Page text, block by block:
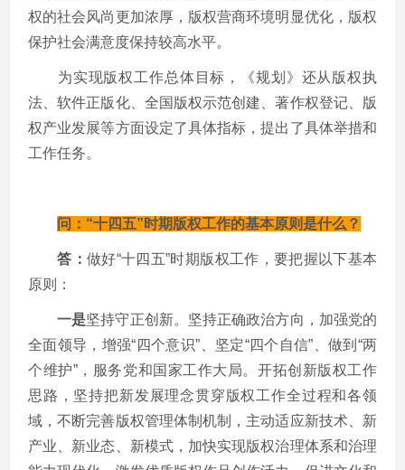
权的社会风尚更加浓厚，版权营商环境明显优化，版权
保护社会满意度保持较高水平。
为实现版权工作总体目标，《规划》还从版权执
法、软件正版化、全国版权示范创建、著作权登记、版
权产业发展等方面设定了具体指标，提出了具体举措和
工作任务。
问：“十四五”时期版权工作的基本原则是什么？
答：做好“十四五”时期版权工作，要把握以下基本
原则：
一是坚持守正创新。坚持正确政治方向，加强党的
全面领导，增强“四个意识”、坚定“四个自信”、做到“两
个维护”，服务党和国家工作大局。开拓创新版权工作
思路，坚持把新发展理念贯穿版权工作全过程和各领
域，不断完善版权管理体制机制，主动适应新技术、新
产业、新业态、新模式，加快实现版权治理体系和治理